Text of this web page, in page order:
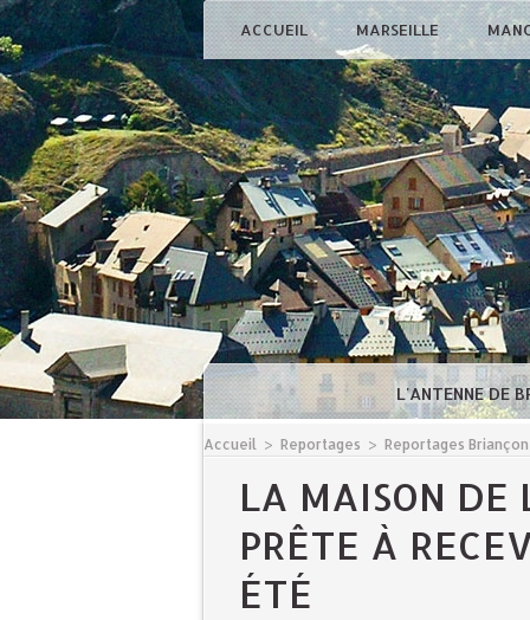
ACCUEIL MARSEILLE
L'ANTENNE DE
Accueil > Reportages > Reportages Briançon
LA MAISON DE
PRÊTE À
ÉTÉ